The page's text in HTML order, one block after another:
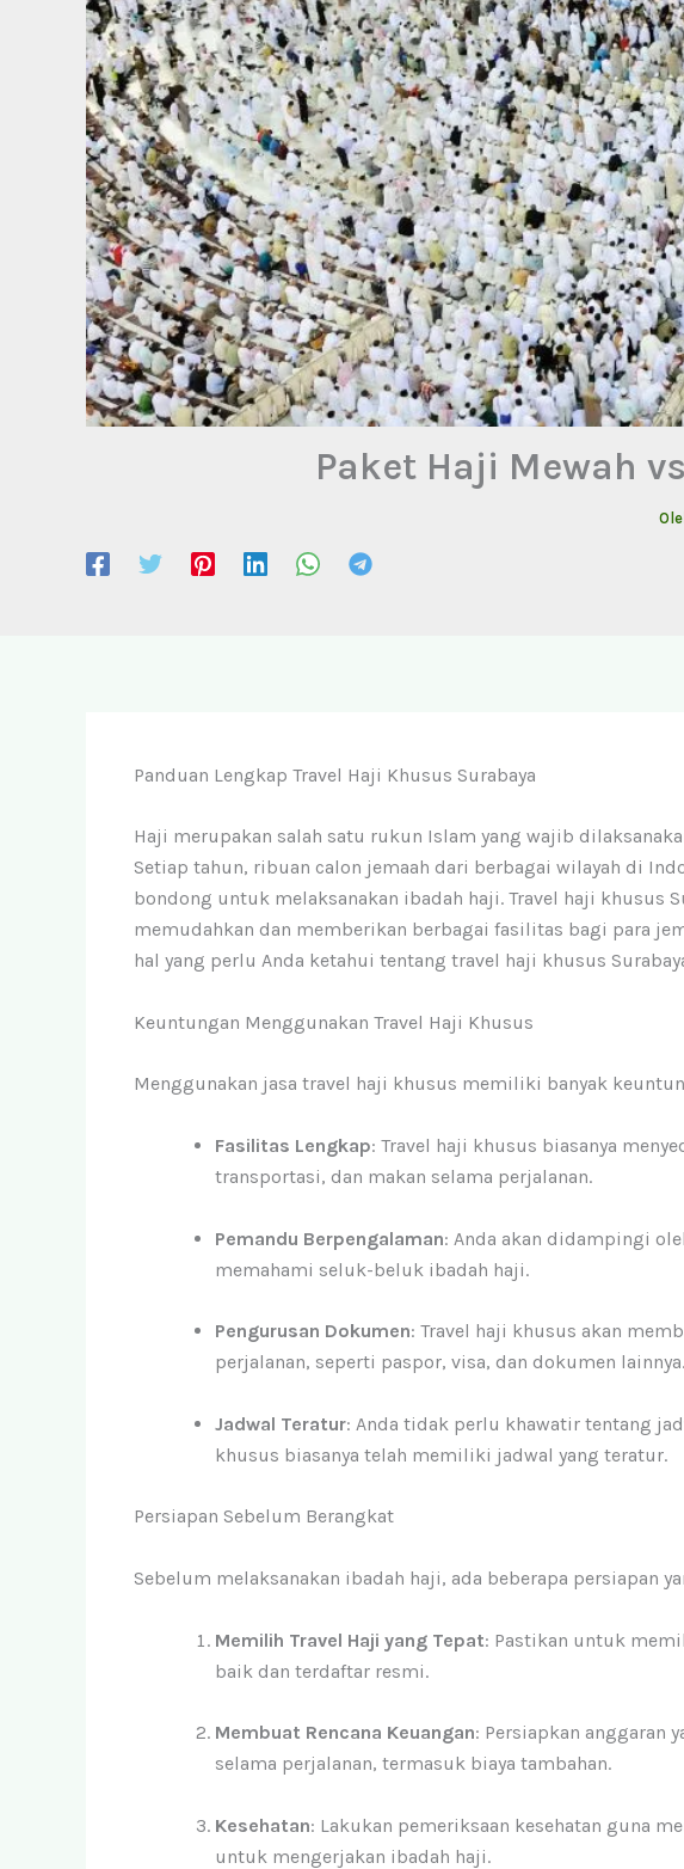
Paket Haji Mewah
Panduan Lengkap Travel Haji Khusus Surabaya
Haji merupakan salah satu rukun Islam yang wajib
Setiap tahun, ribuan calon jemaah dari berbagai wilayah di
bondong untuk melaksanakan ibadah haji. Travel haji khusus
memudahkan dan memberikan berbagai fasilitas bagi para
hal yang perlu Anda ketahui tentang travel haji khusus
Keuntungan Menggunakan Travel Haji Khusus
Menggunakan jasa travel haji khusus memiliki banyak
Fasilitas Lengkap: Travel haji khusus biasanya
transportasi, dan makan selama perjalanan.
Pemandu Berpengalaman: Anda akan didampingi
memahami seluk-beluk ibadah haji.
Pengurusan Dokumen: Travel haji khusus akan
perjalanan, seperti paspor, visa, dan dokumen lainnya.
Jadwal Teratur: Anda tidak perlu khawatir tentang
khusus biasanya telah memiliki jadwal yang teratur.
Persiapan Sebelum Berangkat
Sebelum melaksanakan ibadah haji, ada beberapa persiapan
Memilih Travel Haji yang Tepat: Pastikan untuk
baik dan terdaftar resmi.
Membuat Rencana Keuangan: Persiapkan anggaran
selama perjalanan, termasuk biaya tambahan.
Kesehatan: Lakukan pemeriksaan kesehatan guna
untuk mengerjakan ibadah haji.